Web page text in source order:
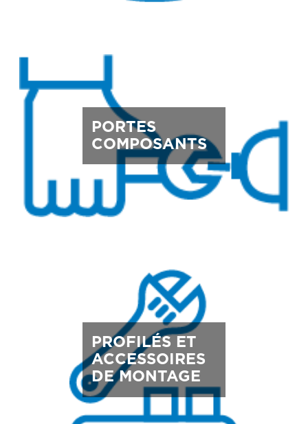
PORTES
COMPOSANTS
PROFILÉS ET
ACCESSOIRES
DE MONTAGE